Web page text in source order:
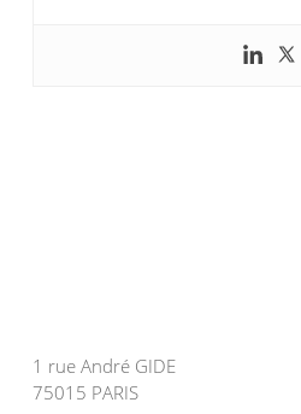
1 rue André GIDE
75015 PARIS